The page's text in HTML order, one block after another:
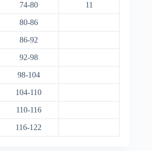
74-80 11
80-86
86-92
92-98
98-104
104-110
110-116
116-122